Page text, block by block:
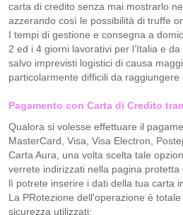
carta di credito senza mai mostrarlo
azzerando così le possibilità di truffe
I tempi di gestione e consegna a
2 ed i 4 giorni lavorativi per l’Italia e
salvo imprevisti logistici di causa
particolarmente difficili da raggiungere
Pagamento con Carta di Credito
Qualora si volesse effettuare il
MasterCard, Visa, Visa Electron,
Carta Aura, una volta scelta tale
verrete indirizzati nella pagina
lì potrete inserire i dati della tua carta
La PRotezione dell'operazione è
sicurezza utilizzati;